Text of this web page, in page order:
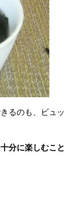
るのも、ビュッ
分に楽しむこと